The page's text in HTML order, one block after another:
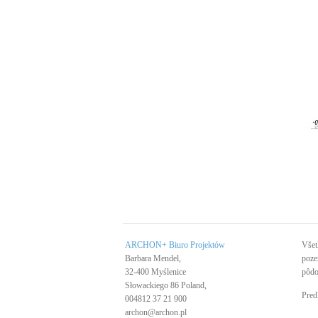
ARCHON+ Biuro Projektów
Barbara Mendel,
32-400 Myślenice
Słowackiego 86 Poland,
004812 37 21 900
archon@archon.pl